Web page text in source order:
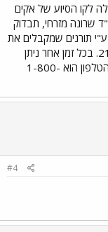
לקו הסיוע של אקים
שרונה מזרחי, תבדוק
ע"י תורנים שמקבלים את
הפניות בכל יום משעה 18:00 עד שעה 21:00. בכל זמן אחר ניתן
להשאיר הודעה במשיבון ויחזרו אלייך. מספר הטלפון הוא 1-800-
#4